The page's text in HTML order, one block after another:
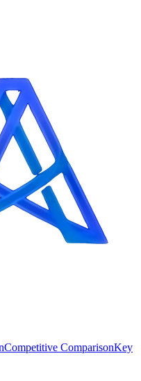
Competitive ComparisonKey